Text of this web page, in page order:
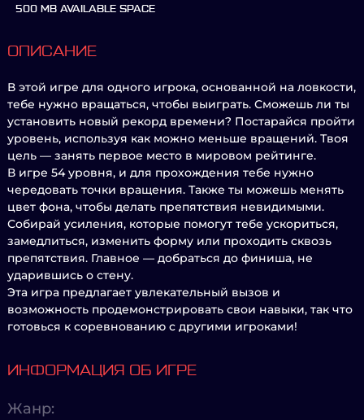
500 MB AVAILABLE SPACE
ОПИСАНИЕ
В этой игре для одного игрока, основанной на ловкости,
тебе нужно вращаться, чтобы выиграть. Сможешь ли ты
установить новый рекорд времени? Постарайся пройти
уровень, используя как можно меньше вращений. Твоя
цель — занять первое место в мировом рейтинге.
В игре 54 уровня, и для прохождения тебе нужно
чередовать точки вращения. Также ты можешь менять
цвет фона, чтобы делать препятствия невидимыми.
Собирай усиления, которые помогут тебе ускориться,
замедлиться, изменить форму или проходить сквозь
препятствия. Главное — добраться до финиша, не
ударившись о стену.
Эта игра предлагает увлекательный вызов и
возможность продемонстрировать свои навыки, так что
готовься к соревнованию с другими игроками!
ИНФОРМАЦИЯ ОБ ИГРЕ
Жанр: